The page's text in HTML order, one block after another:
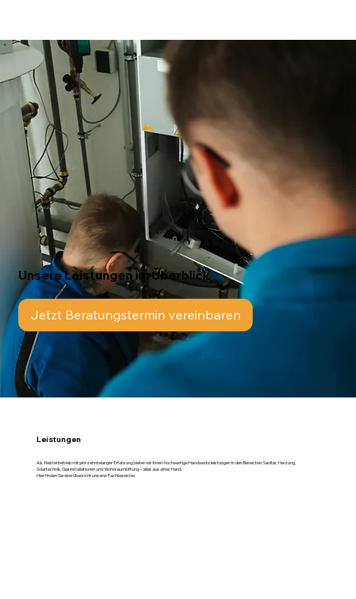
Unsere Leistungen im Überblick
Jetzt Beratungstermin vereinbaren
Leistungen
Als Meisterbetrieb mit jahrzehntelanger Erfahrung bieten wir Ihnen hochwertige Handwerksleistungen in den Bereichen Sanitär, Heizung,
Solartechnik, Gasinstallationen und Wohnraumlüftung – alles aus einer Hand.
Hier finden Sie eine Übersicht unserer Fachbereiche: